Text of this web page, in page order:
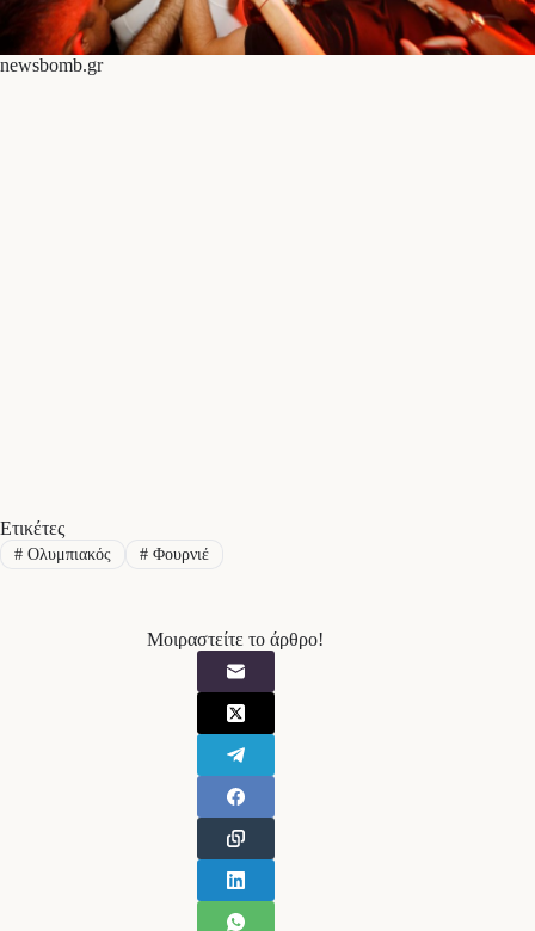
newsbomb.gr
Ετικέτες
#Ολυμπιακός #Φουρνιέ
Μοιραστείτε το άρθρο!